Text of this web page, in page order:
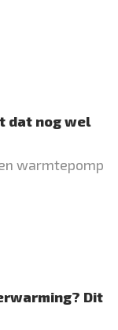
dat nog wel
warmtepomp
Dit